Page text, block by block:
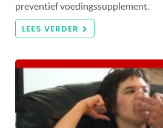
preventief voedingssupplement.
LEES VERDER